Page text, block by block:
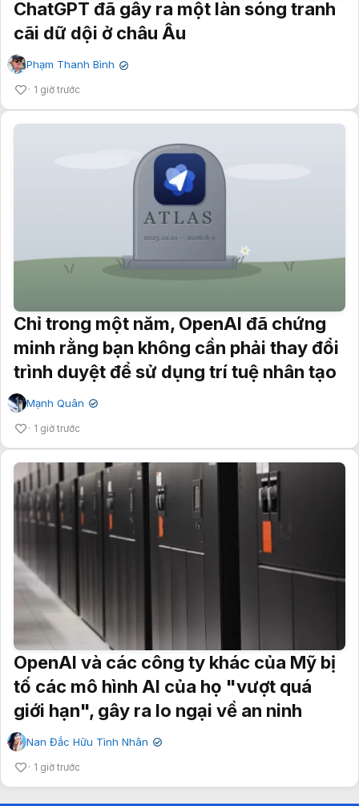
ChatGPT đã gây ra một làn sóng tranh
cãi dữ dội ở châu Âu
Phạm Thanh Bình ✔
1 giờ trước
Chỉ trong một năm, OpenAI đã chứng
minh rằng bạn không cần phải thay đổi
trình duyệt để sử dụng trí tuệ nhân tạo
Mạnh Quân ✔
1 giờ trước
OpenAI và các công ty khác của Mỹ bị
tố các mô hình AI của họ "vượt quá
giới hạn", gây ra lo ngại về an ninh
Nan Đắc Hữu Tình Nhân ✔
1 giờ trước